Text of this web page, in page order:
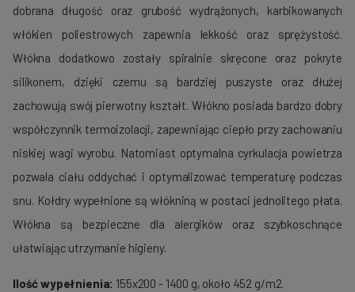
dobrana długość oraz grubość wydrążonych, karbikowanych
włókien poliestrowych zapewnia lekkość oraz sprężystość.
Włókna dodatkowo zostały spiralnie skręcone oraz pokryte
silikonem, dzięki czemu są bardziej puszyste oraz dłużej
zachowują swój pierwotny kształt. Włókno posiada bardzo dobry
współczynnik termoizolacji, zapewniając ciepło przy zachowaniu
niskiej wagi wyrobu. Natomiast optymalna cyrkulacja powietrza
pozwala ciału oddychać i optymalizować temperaturę podczas
snu. Kołdry wypełnione są włókniną w postaci jednolitego płata.
Włókna są bezpieczne dla alergików oraz szybkoschnące
ułatwiając utrzymanie higieny.
Ilość wypełnienia: 155x200 - 1400 g, około 452 g/m2.